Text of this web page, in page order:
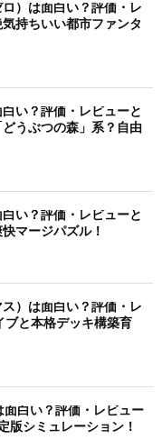
）は面白い？評価・レ
持ちいい都市ファンタ
い？評価・レビューと
うぶつの森」系？自由
い？評価・レビューと
マージパズル！
）は面白い？評価・レ
ブと本格デッキ構築育
面白い？評価・レビュー
版シミュレーション！